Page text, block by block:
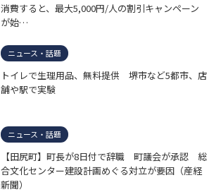
消費すると、最大5,000円/人の割引キャンペーン
が始…
ニュース・話題
トイレで生理用品、無料提供 堺市など5都市、店
舗や駅で実験
ニュース・話題
【田尻町】町長が8日付で辞職 町議会が承認 総
合文化センター建設計画めぐる対立が要因（産経
新聞）